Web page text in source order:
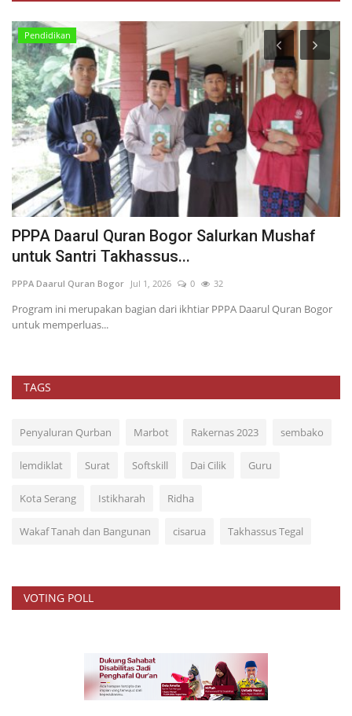
Pendidikan
PPPA Daarul Quran Bogor Salurkan Mushaf
untuk Santri Takhassus...
PPPA Daarul Quran Bogor Jul 1, 2026 0 32
Program ini merupakan bagian dari ikhtiar PPPA Daarul Quran Bogor
untuk memperluas...
TAGS
Penyaluran Qurban Marbot Rakernas 2023 sembako
lemdiklat Surat Softskill Dai Cilik Guru
Kota Serang Istikharah Ridha
Wakaf Tanah dan Bangunan cisarua Takhassus Tegal
VOTING POLL